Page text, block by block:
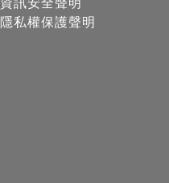
隱私權保護聲明